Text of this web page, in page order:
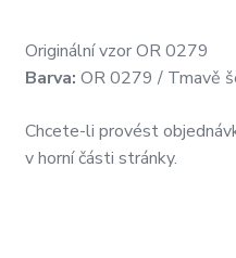
Originální vzor OR 0279
Barva: OR 0279 / Tmavě
Chcete-li provést
v horní části stránky.